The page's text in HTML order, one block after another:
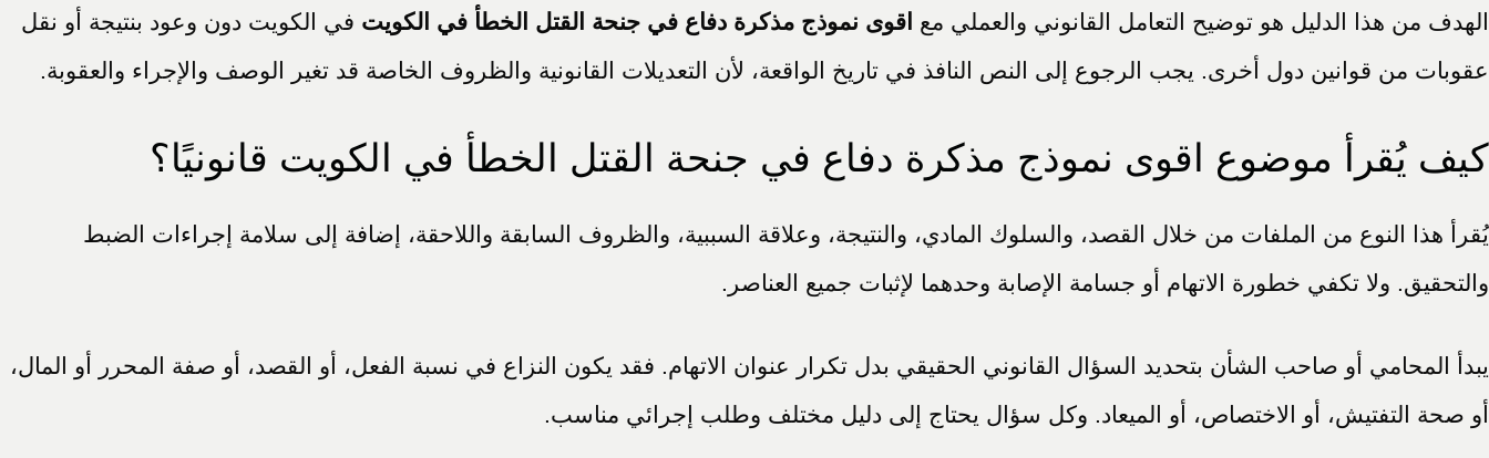
الهدف من هذا الدليل هو توضيح التعامل القانوني والعملي مع اقوى نموذج مذكرة دفاع في جنحة القتل الخطأ في الكويت في الكويت دون وعود بنتيجة أو نقل
عقوبات من قوانين دول أخرى. يجب الرجوع إلى النص النافذ في تاريخ الواقعة، لأن التعديلات القانونية والظروف الخاصة قد تغير الوصف والإجراء والعقوبة.
كيف يُقرأ موضوع اقوى نموذج مذكرة دفاع في جنحة القتل الخطأ في الكويت قانونيًا؟
يُقرأ هذا النوع من الملفات من خلال القصد، والسلوك المادي، والنتيجة، وعلاقة السببية، والظروف السابقة واللاحقة، إضافة إلى سلامة إجراءات الضبط
والتحقيق. ولا تكفي خطورة الاتهام أو جسامة الإصابة وحدهما لإثبات جميع العناصر.
يبدأ المحامي أو صاحب الشأن بتحديد السؤال القانوني الحقيقي بدل تكرار عنوان الاتهام. فقد يكون النزاع في نسبة الفعل، أو القصد، أو صفة المحرر أو المال،
أو صحة التفتيش، أو الاختصاص، أو الميعاد. وكل سؤال يحتاج إلى دليل مختلف وطلب إجرائي مناسب.